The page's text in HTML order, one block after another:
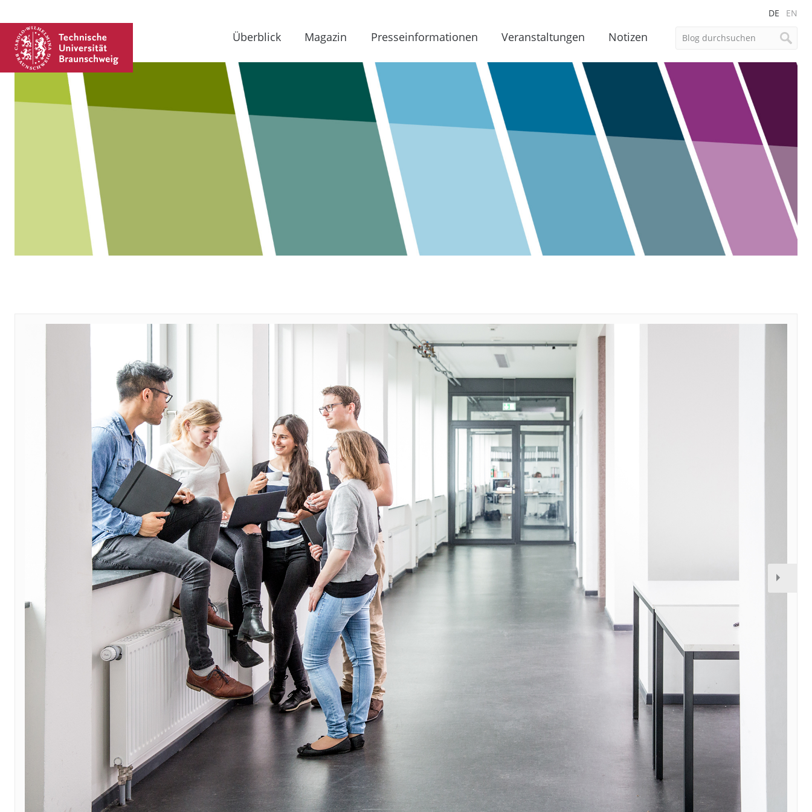
DE EN
Überblick Magazin Presseinformationen Veranstaltungen Notizen